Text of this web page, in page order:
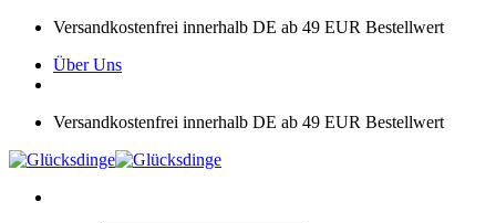
Zum
springen
Versandkostenfrei innerhalb DE ab 49 EUR Bestellwert
Über Uns
Versandkostenfrei innerhalb DE ab 49 EUR Bestellwert